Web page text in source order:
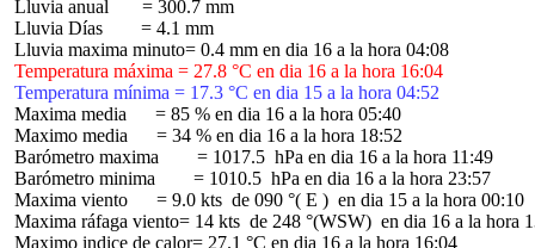
Lluvia anual       = 300.7 mm
Lluvia Días        = 4.1 mm
Temperatura máxima = 27.8 °C en dia 16 a la hora 16:04
Temperatura mínima = 17.3 °C en dia 15 a la hora 04:52
Maxima media      = 85 % en dia 16 a la hora 05:40
Maximo media      = 34 % en dia 16 a la hora 18:52
Barómetro maxima        = 1017.5  hPa en dia 16 a la hora 11:49
Barómetro minima        = 1010.5  hPa en dia 16 a la hora 23:57
Maxima viento      = 9.0 kts  de 090 °( E )  en dia 15 a la hora 00:10
Maxima ráfaga viento= 14 kts  de 248 °(WSW)  en dia 16 a la hora
Maximo indice de calor= 27.1 °C en dia 16 a la hora 16:04